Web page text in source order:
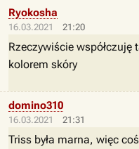
16.03.2021 21:20
Ryokosha
Rzeczywiście
kolorem skóry
16.03.2021 21:31
domino310
Triss była marna, więc